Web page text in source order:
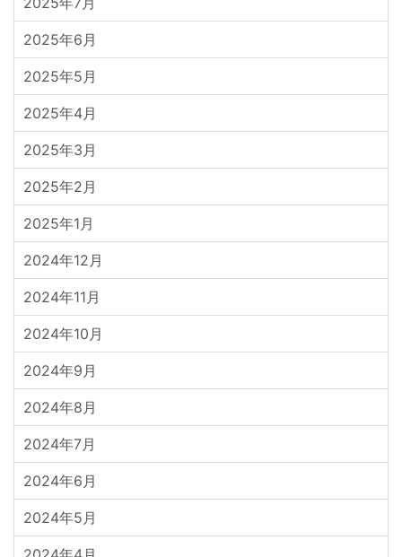
2025年6月
2025年5月
2025年4月
2025年3月
2025年2月
2025年1月
2024年12月
2024年11月
2024年10月
2024年9月
2024年8月
2024年7月
2024年6月
2024年5月